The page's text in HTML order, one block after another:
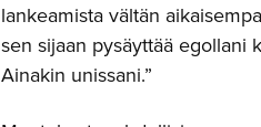
lankeamista vältän
sen sijaan pysäyttää egollani
Ainakin unissani.”